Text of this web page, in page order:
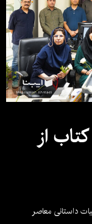
از
داستانی معاصر